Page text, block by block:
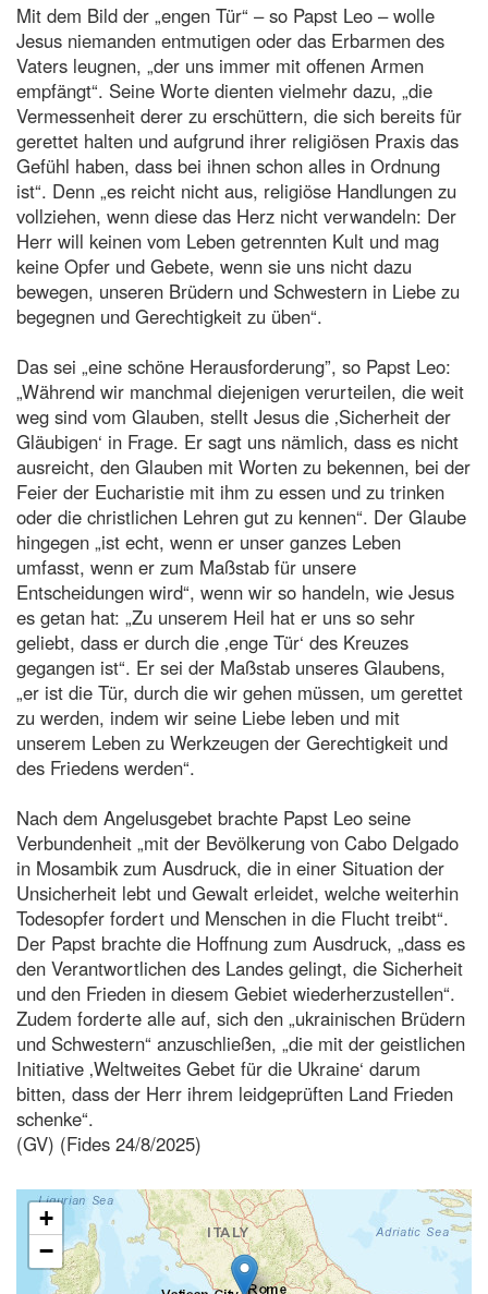
Mit dem Bild der „engen Tür“ – so Papst Leo – wolle
Jesus niemanden entmutigen oder das Erbarmen des
Vaters leugnen, „der uns immer mit offenen Armen
empfängt“. Seine Worte dienten vielmehr dazu, „die
Vermessenheit derer zu erschüttern, die sich bereits für
gerettet halten und aufgrund ihrer religiösen Praxis das
Gefühl haben, dass bei ihnen schon alles in Ordnung
ist“. Denn „es reicht nicht aus, religiöse Handlungen zu
vollziehen, wenn diese das Herz nicht verwandeln: Der
Herr will keinen vom Leben getrennten Kult und mag
keine Opfer und Gebete, wenn sie uns nicht dazu
bewegen, unseren Brüdern und Schwestern in Liebe zu
begegnen und Gerechtigkeit zu üben“.
Das sei „eine schöne Herausforderung”, so Papst Leo:
„Während wir manchmal diejenigen verurteilen, die weit
weg sind vom Glauben, stellt Jesus die ‚Sicherheit der
Gläubigen‘ in Frage. Er sagt uns nämlich, dass es nicht
ausreicht, den Glauben mit Worten zu bekennen, bei der
Feier der Eucharistie mit ihm zu essen und zu trinken
oder die christlichen Lehren gut zu kennen“. Der Glaube
hingegen „ist echt, wenn er unser ganzes Leben
umfasst, wenn er zum Maßstab für unsere
Entscheidungen wird“, wenn wir so handeln, wie Jesus
es getan hat: „Zu unserem Heil hat er uns so sehr
geliebt, dass er durch die ‚enge Tür‘ des Kreuzes
gegangen ist“. Er sei der Maßstab unseres Glaubens,
„er ist die Tür, durch die wir gehen müssen, um gerettet
zu werden, indem wir seine Liebe leben und mit
unserem Leben zu Werkzeugen der Gerechtigkeit und
des Friedens werden“.
Nach dem Angelusgebet brachte Papst Leo seine
Verbundenheit „mit der Bevölkerung von Cabo Delgado
in Mosambik zum Ausdruck, die in einer Situation der
Unsicherheit lebt und Gewalt erleidet, welche weiterhin
Todesopfer fordert und Menschen in die Flucht treibt“.
Der Papst brachte die Hoffnung zum Ausdruck, „dass es
den Verantwortlichen des Landes gelingt, die Sicherheit
und den Frieden in diesem Gebiet wiederherzustellen“.
Zudem forderte alle auf, sich den „ukrainischen Brüdern
und Schwestern“ anzuschließen, „die mit der geistlichen
Initiative ‚Weltweites Gebet für die Ukraine‘ darum
bitten, dass der Herr ihrem leidgeprüften Land Frieden
schenke“.
(GV) (Fides 24/8/2025)
+
−